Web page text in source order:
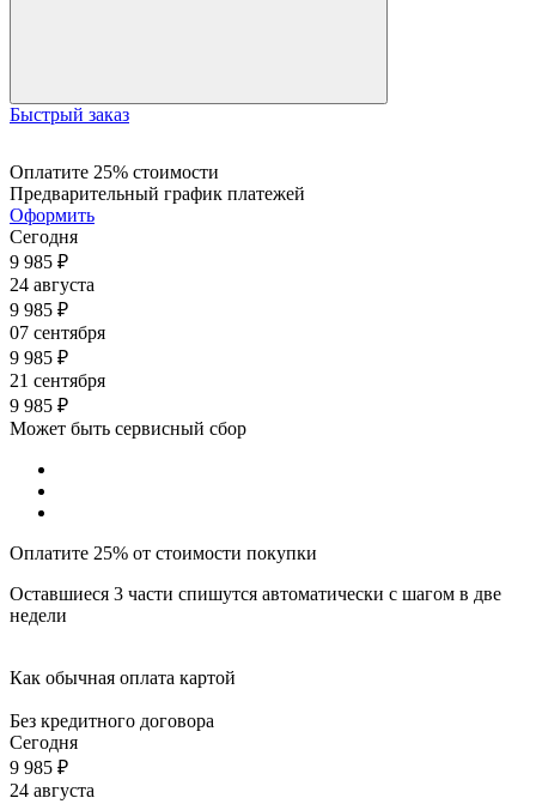
Быстрый заказ
Оплатите 25% стоимости
Предварительный график платежей
Оформить
Сегодня
9 985 ₽
24 августа
9 985 ₽
07 сентября
9 985 ₽
21 сентября
9 985 ₽
Может быть сервисный сбор
Оплатите 25% от стоимости покупки
Оставшиеся 3 части спишутся автоматически с шагом в две
недели
Как обычная оплата картой
Без кредитного договора
Сегодня
9 985 ₽
24 августа